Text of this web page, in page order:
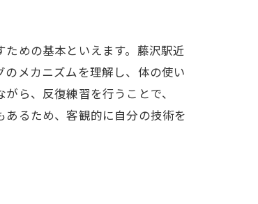
めの基本といえます。藤沢駅近
メカニズムを理解し、体の使い
ら、反復練習を行うことで、
るため、客観的に自分の技術を